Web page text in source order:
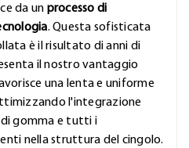
da un processo di
. Questa sofisticata
è il risultato di anni di
il nostro vantaggio
una lenta e uniforme
l'integrazione
di gomma e tutti i
nella struttura del cingolo.